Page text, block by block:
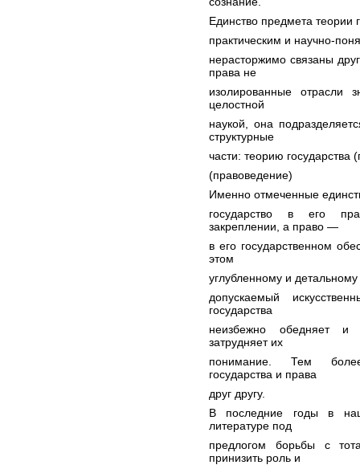
Единство предмета теории
практическим и научно-
нерасторжимо связаны
права не
изолированные отрасли
целостной
наукой, она
структурные
части: теорию государства
(правоведение)
Именно отмеченные
государство в его
закреплении, а право —
в его государственном
этом
углубленному и
допускаемый
государства
неизбежно обедняет и
затрудняет их
понимание. Тем
государства и права
друг другу.
В последние годы в
литературе под
предлогом борьбы с
принизить роль и